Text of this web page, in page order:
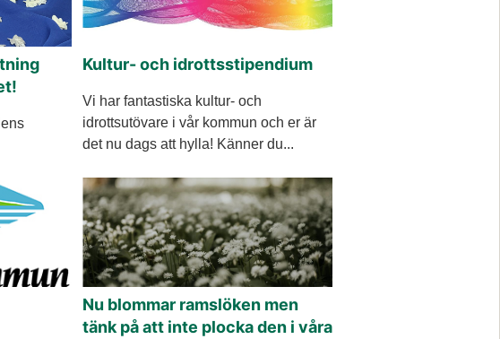
Kultur- och idrottsstipendium
Vi har fantastiska kultur- och
idrottsutövare i vår kommun och er är
det nu dags att hylla! Känner du...
Nu blommar ramslöken men
tänk på att inte plocka den i våra